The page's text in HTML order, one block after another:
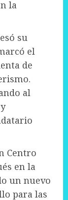
la
su
el
de
al
Centro
en la
un nuevo
para las